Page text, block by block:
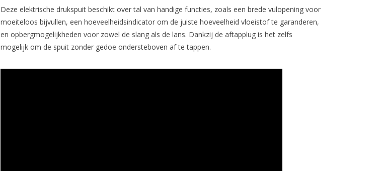
Deze elektrische drukspuit beschikt over tal van handige functies, zoals een brede vulopening voor
moeiteloos bijvullen, een hoeveelheidsindicator om de juiste hoeveelheid vloeistof te garanderen,
en opbergmogelijkheden voor zowel de slang als de lans. Dankzij de aftapplug is het zelfs
mogelijk om de spuit zonder gedoe ondersteboven af te tappen.